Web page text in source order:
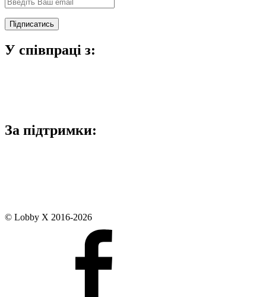
У співпраці з:
За підтримки:
© Lobby X 2016-2026